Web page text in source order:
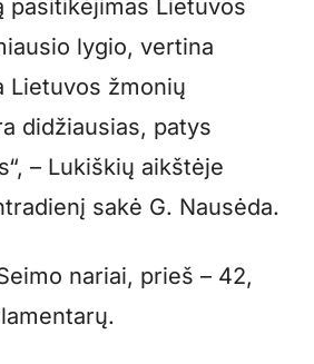
pasitikėjimas Lietuvos
lygio, vertina
Lietuvos žmonių
didžiausias, patys
– Lukiškių aikštėje
sakė G. Nausėda.
nariai, prieš – 42,